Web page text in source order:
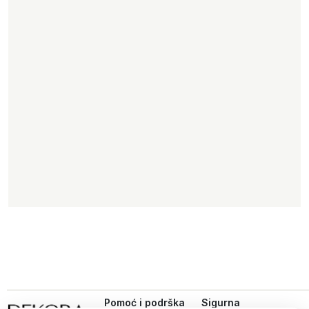
Pomoć i podrška
Sigurna